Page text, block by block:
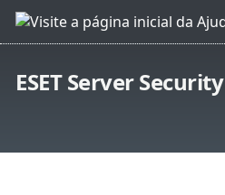
ESET Server Security